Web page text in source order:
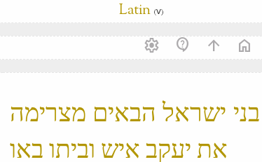
Latin (Ⅴ)
settings contact_support arrow_upward home
בני ישראל הבאים מצרימה